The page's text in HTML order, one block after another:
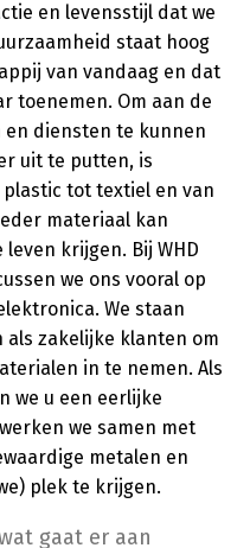
en levensstijl dat we
staat hoog
van vandaag en dat
toenemen. Om aan de
en diensten te kunnen
uit te putten, is
tot textiel en van
materiaal kan
krijgen. Bij WHD
we ons vooral op
We staan
zakelijke klanten om
in te nemen. Als
we u een eerlijke
we samen met
metalen en
plek te krijgen.
gaat er aan